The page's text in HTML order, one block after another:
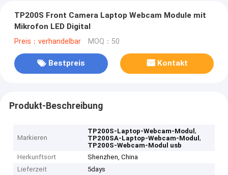
TP200S Front Camera Laptop Webcam Module mit
Mikrofon LED Digital
Preis：verhandelbar MOQ：50
Bestpreis Kontakt
Produkt-Beschreibung
Markieren
TP200S-Laptop-Webcam-Modul,
TP200SA-Laptop-Webcam-Modul,
TP200S-Webcam-Modul usb
Herkunftsort
Shenzhen, China
Lieferzeit
5days